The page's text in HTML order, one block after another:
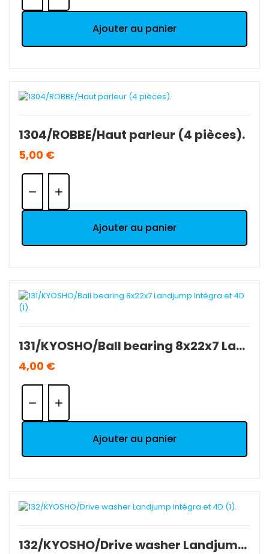
Ajouter au panier
1304/ROBBE/Haut parleur (4 pièces).
5,00 €
Quantité:
Ajouter au panier
131/KYOSHO/Ball bearing 8x22x7 Landjump Intégra et 4D (1).
4,00 €
Quantité:
Ajouter au panier
132/KYOSHO/Drive washer Landjump Intégra et 4D (1).